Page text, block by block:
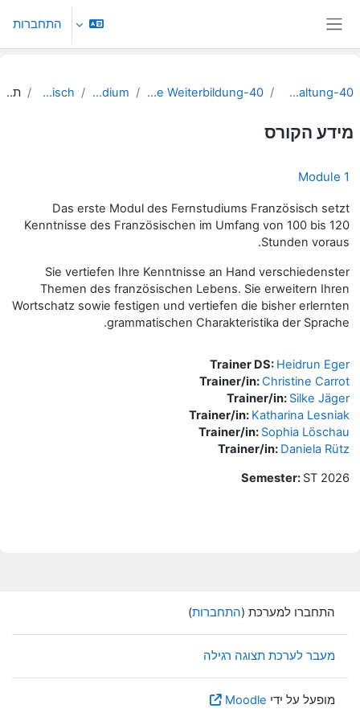
התחברות
40-Zentralverwaltung
40-Wissenschaftliche Weiterbildung
Fernstudium
Französisch תקציר
מידע הקורס
Module 1
Das erste Modul des Fernstudiums Französisch setzt
Kenntnisse des Französischen im Umfang von 100 bis 120
Stunden voraus.
Sie vertiefen Ihre Kenntnisse an Hand verschiedenster
Themen des französischen Lebens. Sie erweitern Ihren
Wortschatz sowie festigen und vertiefen die bisher erlernten
grammatischen Charakteristika der Sprache.
Trainer DS: Heidrun Eger
Trainer/in:Christine Carrot
Trainer/in: Silke Jäger
Trainer/in: Katharina Lesniak
Trainer/in: Sophia Löschau
Trainer/in: Daniela Rütz
Semester: ST 2026
התחברו למערכת (התחברות)
מעבר לערכת תצוגה רגילה
מופעל על ידי Moodle